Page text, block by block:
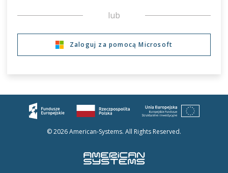
lub
Zaloguj za pomocą Microsoft
© 2026 American-Systems. All Rights Reserved.